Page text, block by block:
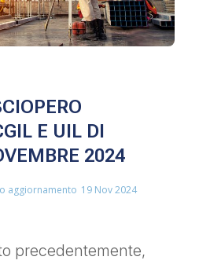
E UIL DI
2024
aggiornamento 19 Nov 2024
precedentemente,